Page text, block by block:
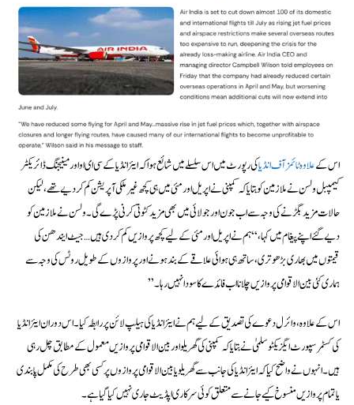
اس کےعلاوہ ٹائمز آف انڈیاکی رپورٹ میں اس سلسلے میں شائع ہوا کہ ایئر انڈیا کے سی ای او اور مینیجنگ ڈائریکٹر
کیمپبل ولسن نے ملازمین کو بتایا کہ کمپنی نے اپریل اور مئی میں ہی کچھ غیر ملکی آپریشن کم کر دیے تھے، لیکن
حالات مزید بگڑنے کی وجہ سے اب جون اور جولائی میں بھی مزید کٹوتی کرنی پڑے گی۔ ولسن نے ملازمین کو
دیے گئے اپنے پیغام میں کہا، “ہم نے اپریل اور مئی کے لیے کچھ پروازیں کم کر دی ہیں… جیٹ ایندھن کی
قیمتوں میں بھاری بڑھوتری، ساتھ ہی ہوائی علاقے کے بند ہونے اور پروازوں کے طویل روٹس کی وجہ سے
ہماری کئی بین الاقوامی پروازیں چلانا اب فائدے کا سودا نہیں رہا۔”
اس کے علاوہ، وائرل دعوے کی تصدیق کے لیے ہم نے ایئر انڈیا کی ہیلپ لائن پر رابطہ کیا۔ اس دوران ایئر انڈیا
کی کسٹمر سپورٹ ایگزیکٹو سلمیٰ نے بتایا کہ کمپنی کی گھریلو اور بین الاقوامی پروازیں معمول کے مطابق چل رہی
ہیں۔ انہوں نے واضح کیا کہ ایئر انڈیا کی جانب سے گھریلو یا بین الاقوامی پروازوں پر کسی بھی طرح کی مکمل پابندی
یا تمام پروازیں منسوخ کیے جانے سے متعلق کوئی سرکاری اپڈیٹ جاری نہیں کیا گیا ہے۔